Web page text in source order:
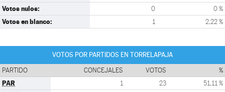
Votos nulos: 0 0 %
Votos en blanco: 1 2,22 %
VOTOS POR PARTIDOS EN TORRELAPAJA
PARTIDO CONCEJALES VOTOS %
PAR 1 23 51,11 %